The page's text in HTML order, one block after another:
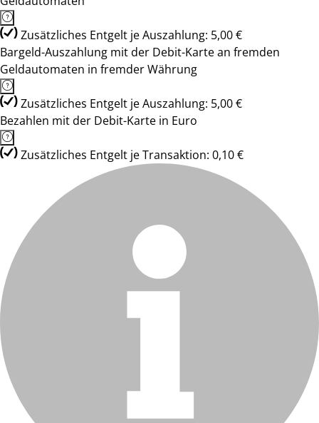
Zusätzliches Entgelt je Auszahlung: 5,00 €
Bargeld-Auszahlung mit der Debit-Karte an fremden
Geldautomaten in fremder Währung
Zusätzliches Entgelt je Auszahlung: 5,00 €
Bezahlen mit der Debit-Karte in Euro
Zusätzliches Entgelt je Transaktion: 0,10 €